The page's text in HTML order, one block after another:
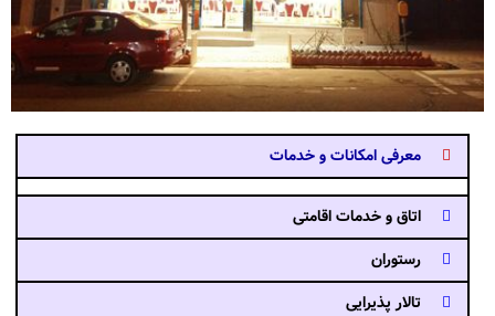
معرفی امکانات و خدمات
اتاق و خدمات اقامتی
رستوران
تالار پذیرایی